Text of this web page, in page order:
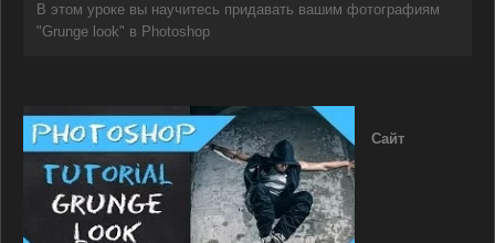
В этом уроке вы научитесь придавать вашим фотографиям
"Grunge look" в Photoshop
Сайт